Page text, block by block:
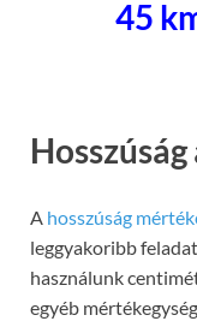
45
A hosszúság
leggyakoribb
használunk
egyéb